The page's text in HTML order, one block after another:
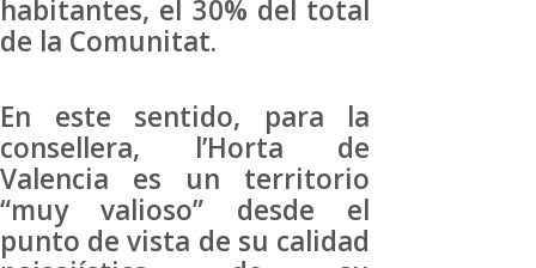
habitantes, el 30% del total
de la Comunitat.
En este sentido, para la
consellera, l’Horta de
Valencia es un territorio
“muy valioso” desde el
punto de vista de su calidad